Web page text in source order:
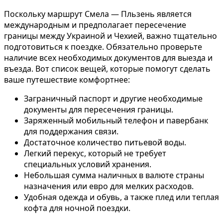
Поскольку маршрут Смела — Пльзень является
международным и предполагает пересечение
границы между Украиной и Чехией, важно тщательно
подготовиться к поездке. Обязательно проверьте
наличие всех необходимых документов для выезда и
въезда. Вот список вещей, которые помогут сделать
ваше путешествие комфортнее:
Заграничный паспорт и другие необходимые
документы для пересечения границы.
Заряженный мобильный телефон и павербанк
для поддержания связи.
Достаточное количество питьевой воды.
Легкий перекус, который не требует
специальных условий хранения.
Небольшая сумма наличных в валюте страны
назначения или евро для мелких расходов.
Удобная одежда и обувь, а также плед или теплая
кофта для ночной поездки.